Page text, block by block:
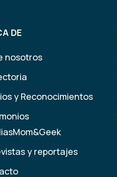
DE
nosotros
y Reconocimientos
y reportajes